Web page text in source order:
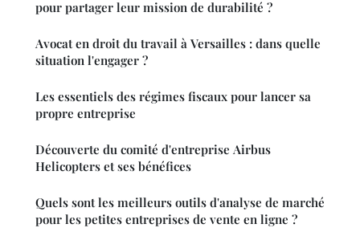
pour partager leur mission de durabilité ?
Avocat en droit du travail à Versailles : dans quelle
situation l'engager ?
Les essentiels des régimes fiscaux pour lancer sa
propre entreprise
Découverte du comité d'entreprise Airbus
Helicopters et ses bénéfices
Quels sont les meilleurs outils d'analyse de marché
pour les petites entreprises de vente en ligne ?